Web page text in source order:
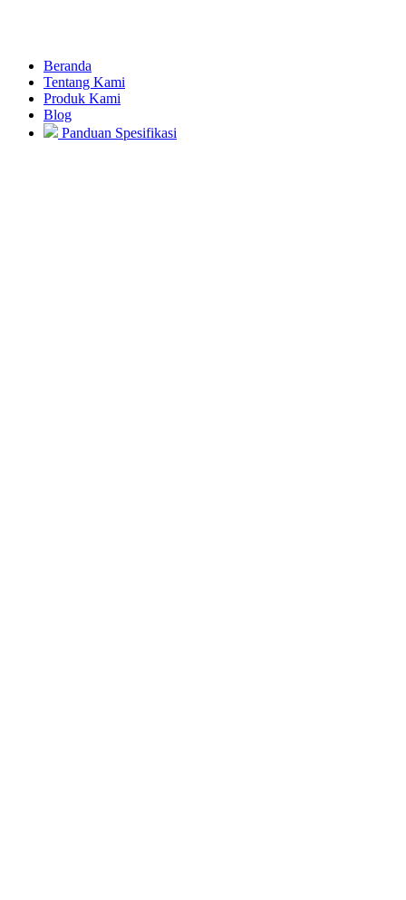
Beranda
Tentang Kami
Produk Kami
Blog
Panduan Spesifikasi